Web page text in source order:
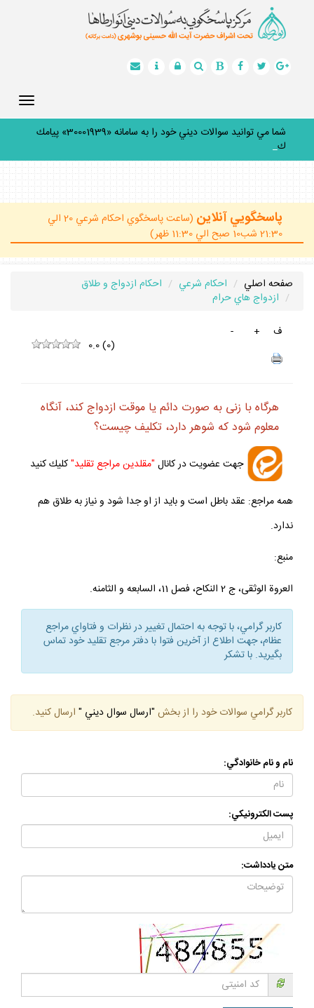
شما مي توانيد سوالات ديني خود را به سامانه «30001939» پيامك
كنيد
پاسخگويي آنلاين
(ساعت پاسخگوي احكام شرعي 20 الي
21:30 شب10 صبح الي 11:30 ظهر)
صفحه اصلي احكام شرعي
احكام ازدواج و طلاق
ازدواج هاي حرام
ف
+
-
0.0(0)
هرگاه با زنى به صورت دائم يا موقت ازدواج كند، آن‏گاه
معلوم شود كه شوهر دارد، تكليف چيست؟
جهت عضويت در كانال "مقلدين مراجع تقليد"كليك كنيد
همه مراجع: عقد باطل است و بايد از او جدا شود و نياز به طلاق هم
ندارد.
منبع:
العروة الوثقى، ج 2 النكاح، فصل 11، السابعه و الثامنه.
كاربر گرامي، با توجه به احتمال تغيير در نظرات و فتاواي مراجع
عظام، جهت اطلاع از آخرين فتوا با دفتر مرجع تقليد خود تماس
بگيريد. با تشكر
كاربر گرامي سوالات خود را از بخش "ارسال سوال ديني " ارسال كنيد.
نام و نام خانوادگي:
پست الكترونيكي:
متن يادداشت: